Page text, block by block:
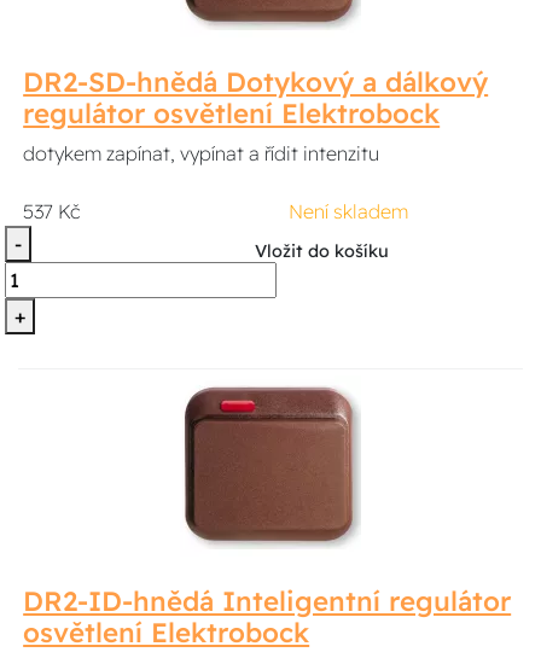
DR2-SD-hnědá Dotykový a dálkový
regulátor osvětlení Elektrobock
dotykem zapínat, vypínat a řídit intenzitu
537 Kč
Není skladem
-
+
Vložit do košíku
DR2-ID-hnědá Inteligentní regulátor
osvětlení Elektrobock